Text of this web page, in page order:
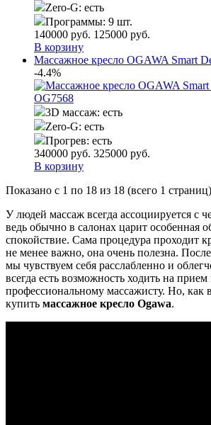
Zero-G: есть
Программы: 9 шт.
140000 руб. 125000 руб.
В корзину
Массажное кресло OGAWA Smart
-4.4%
3D массаж: есть
Zero-G: есть
Прогрев: есть
340000 руб. 325000 руб.
В корзину
Показано с 1 по 18 из 18 (всего 1 страниц)
У людей массаж всегда ассоциируется с
ведь обычно в салонах царит особенная
спокойствие. Сама процедура проходит
не менее важно, она очень полезна.
мы чувствуем себя расслабленно и
всегда есть возможность ходить на прием
профессиональному массажисту. Но, как
купить массажное кресло Ogawa.